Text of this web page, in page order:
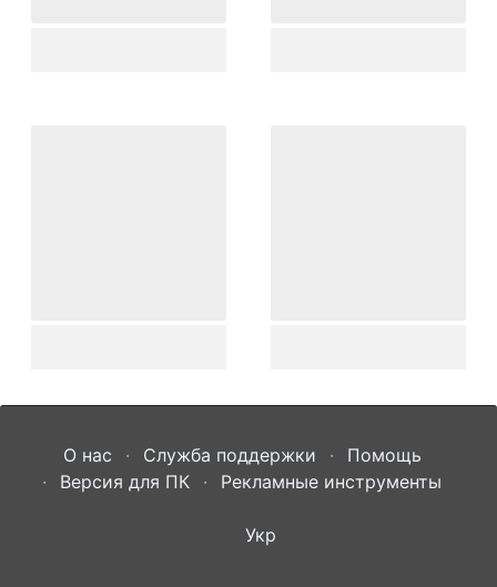
О нас Служба поддержки
Помощь
Версия для ПК
Рекламные инструменты
Укр